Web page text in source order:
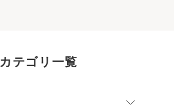
カテゴリ一覧